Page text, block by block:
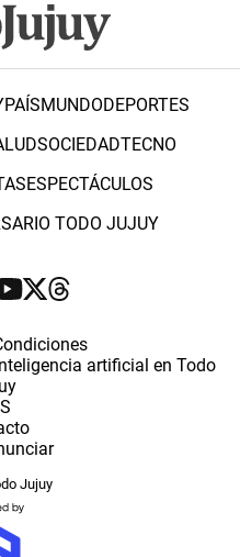
PAÍSMUNDODEPORTES
SOCIEDADTECNO
ESPECTÁCULOS
TODO JUJUY
artificial en Todo
Jujuy